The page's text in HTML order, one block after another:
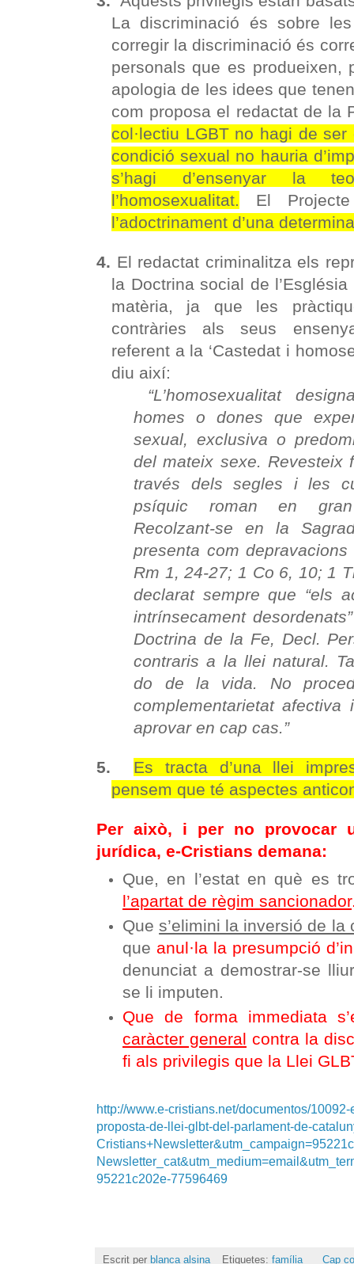
La discriminació és sobre
corregir la discriminació és
personals que es produeixen,
apologia de les idees que
com proposa el redactat de la
col·lectiu LGBT no hagi de
condició sexual no hauria
s’hagi d’ensenyar la
l’homosexualitat. El
l’adoctrinament d’una
4. El redactat criminalitza els
la Doctrina social de
matèria, ja que les
contràries als seus
referent a la ‘Castedat i
diu així:
“L’homosexualitat
homes o dones que
sexual, exclusiva o
del mateix sexe. Revesteix
través dels segles i les
psíquic roman en
Recolzant-se en la
presenta com
Rm 1, 24-27; 1 Co 6, 10; 1
declarat sempre que “els
intrínsecament
Doctrina de la Fe, Decl.
contraris a la llei natural.
do de la vida. No
complementarietat
aprovar en cap cas.”
5.
Es tracta d’una llei
pensem que té aspectes
Per això, i per no provocar
jurídica, e-Cristians demana:
Que, en l’estat en què es
l’apartat de règim sancionador
Ques’elimini la inversió de la
que anul·la la presumpció
denunciat a demostrar-se
se li imputen.
Que de forma immediata
caràcter general contra la
fi als privilegis que la Llei
http://www.e-cristians.net/documentos/
proposta-de-llei-glbt-del-parlament-de-
95221c202e-77596469
Escrit per blanca alsina Etiquetes: família Cap